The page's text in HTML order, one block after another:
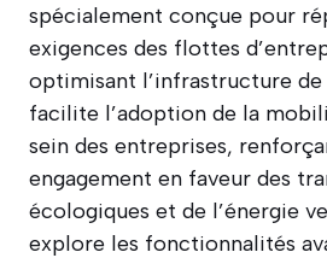
spécialement conçue pour
exigences des flottes
optimisant l’infrastructure de
facilite l’adoption de la
sein des entreprises,
engagement en faveur des
écologiques et de l’énergie
explore les fonctionnalités